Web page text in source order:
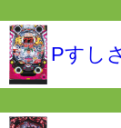
Pすし